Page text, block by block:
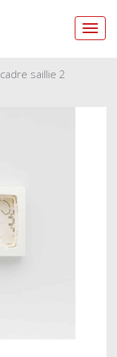
saillie 2